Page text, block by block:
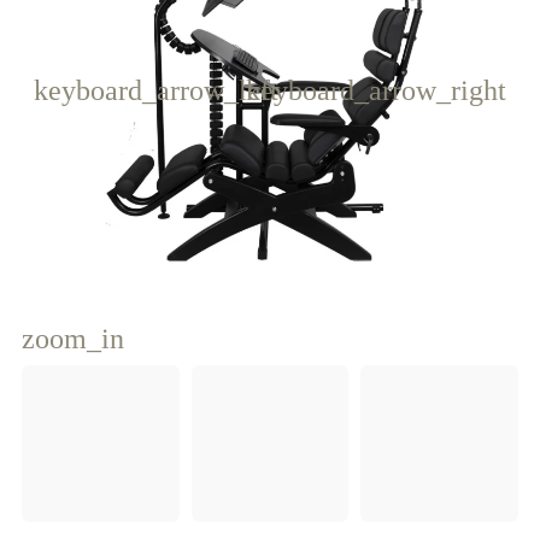
Poprzedni
keyboard_arrow_left Następny
keyboard_arrow_right
zoom_in